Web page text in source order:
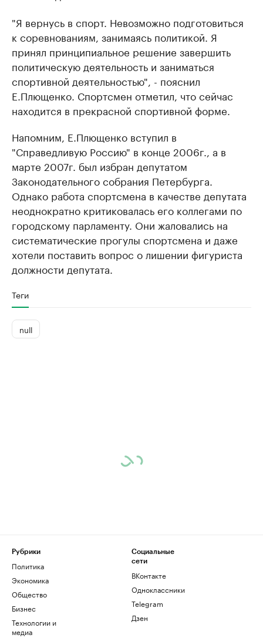
"Я вернусь в спорт. Невозможно подготовиться
к соревнованиям, занимаясь политикой. Я
принял принципиальное решение завершить
политическую деятельность и заниматься
спортивной деятельностью", - пояснил
Е.Плющенко. Спортсмен отметил, что сейчас
находится в прекрасной спортивной форме.
Напомним, Е.Плющенко вступил в
"Справедливую Россию" в конце 2006г., а в
марте 2007г. был избран депутатом
Законодательного собрания Петербурга.
Однако работа спортсмена в качестве депутата
неоднократно критиковалась его коллегами по
городскому парламенту. Они жаловались на
систематические прогулы спортсмена и даже
хотели поставить вопрос о лишении фигуриста
должности депутата.
Теги
null
Рубрики
Политика
Экономика
Общество
Бизнес
Технологии и
медиа
Социальные
сети
ВКонтакте
Одноклассники
Telegram
Дзен